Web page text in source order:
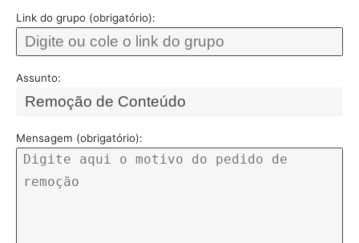
Link do grupo (obrigatório):
Assunto:
Mensagem (obrigatório):